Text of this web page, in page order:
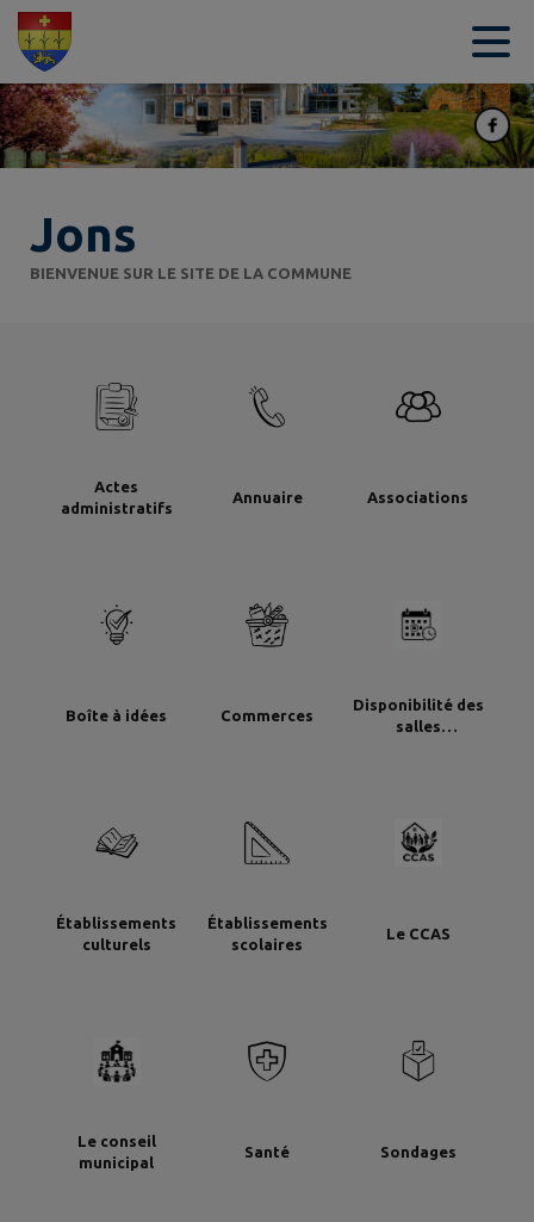
Contenu
Jons
BIENVENUE SUR LE SITE DE LA COMMUNE
Actes
administratifs
Annuaire Associations
Boîte à idées Commerces
Disponibilité des
salles
Établissements
culturels
Établissements
scolaires
Le CCAS
Le conseil
municipal
Santé Sondages